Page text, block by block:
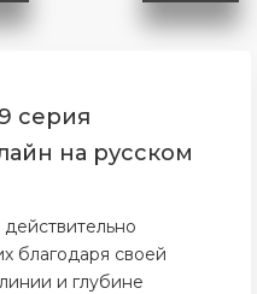
серия
на русском
благодаря своей
и глубине